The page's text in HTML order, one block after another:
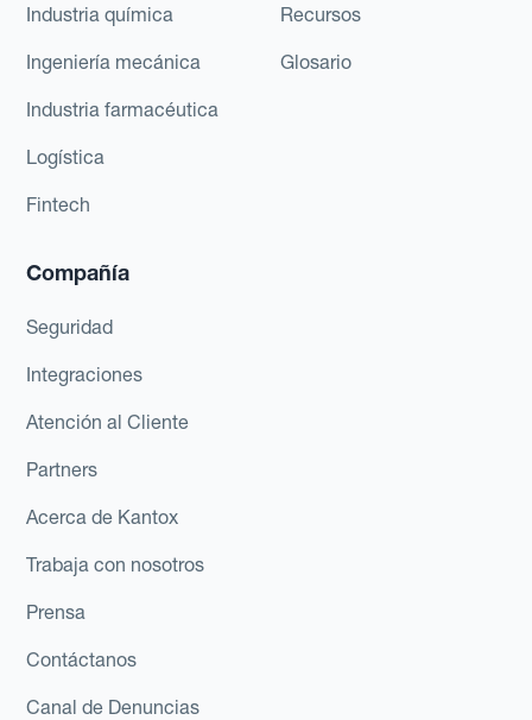
Industria química
Ingeniería mecánica
Industria farmacéutica
Logística
Fintech
Recursos
Glosario
Compañía
Seguridad
Integraciones
Atención al Cliente
Partners
Acerca de Kantox
Trabaja con nosotros
Prensa
Contáctanos
Canal de Denuncias